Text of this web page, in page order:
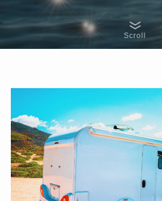
Scroll